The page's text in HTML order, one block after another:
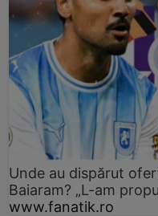
Unde au dispărut
Baiaram? „L-am
www.fanatik.ro